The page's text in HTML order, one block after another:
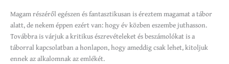
Magam részéről egészen és fantasztikusan is éreztem magamat a tábor
alatt, de nekem éppen ezért van: hogy év közben eszembe juthasson.
Továbbra is várjuk a kritikus észrevételeket és beszámolókat is a
táborral kapcsolatban a honlapon, hogy ameddig csak lehet, kitoljuk
ennek az alkalomnak az emlékét.